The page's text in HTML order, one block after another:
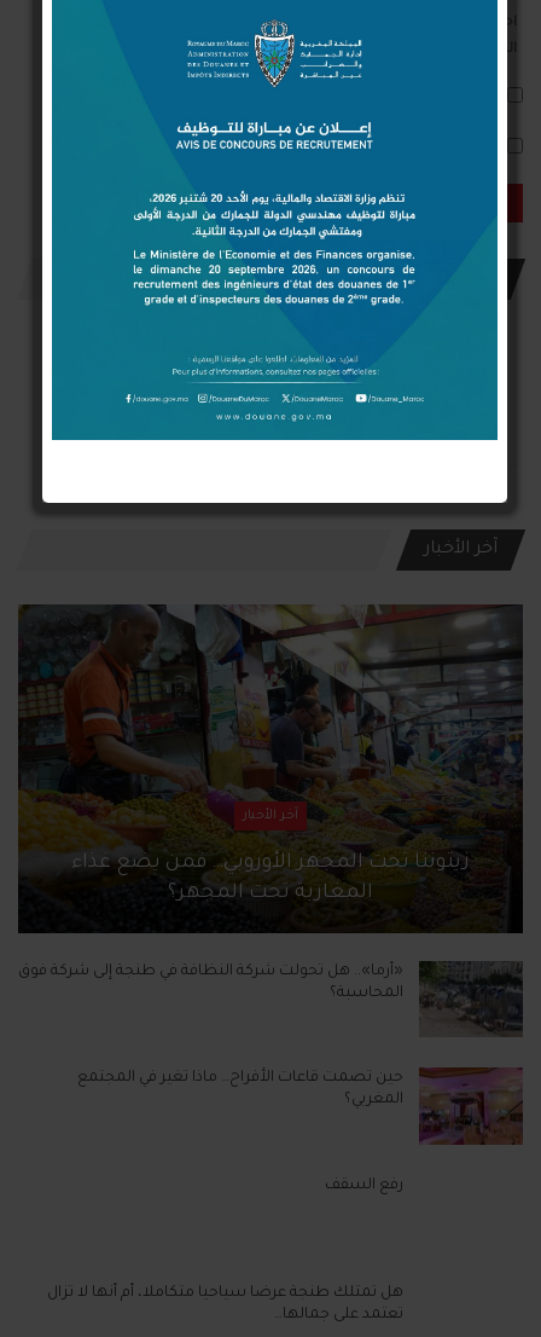
احفظ اسمي والبريد الإلكتروني وموقع الويب في هذا المتصفح للمرة الأولى
أعلمني بالمواضيع الجديدة بواسطة البريد الإلكتروني.
إشترك معنا
الإعجابات
يوتوب
مشتركين
انستغرام
متابعون
آخر الأخبار
آخر الأخبار
زيتوننا تحت المجهر الأوروبي… فمن يضع غذاء
المغاربة تحت المجهر؟
«أرما».. هل تحولت شركة النظافة في طنجة إلى شركة فوق
المحاسبة؟
حين تصمت قاعات الأفراح… ماذا تغير في المجتمع
المغربي؟
رفع السقف
هل تمتلك طنجة عرضا سياحيا متكاملا، أم أنها لا تزال
تعتمد على جمالها…